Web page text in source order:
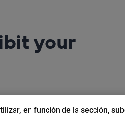
your
en función de la sección,